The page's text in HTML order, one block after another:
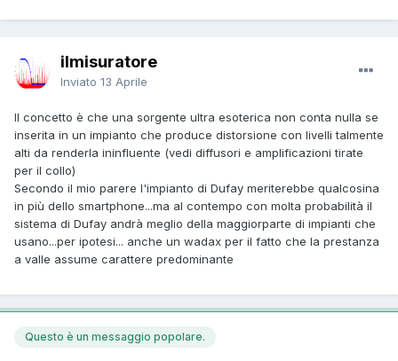
ilmisuratore
Inviato 13 Aprile
Il concetto è che una sorgente ultra esoterica non conta nulla se
inserita in un impianto che produce distorsione con livelli talmente
alti da renderla ininfluente (vedi diffusori e amplificazioni tirate
per il collo)
Secondo il mio parere l'impianto di Dufay meriterebbe qualcosina
in più dello smartphone...ma al contempo con molta probabilità il
sistema di Dufay andrà meglio della maggiorparte di impianti che
usano...per ipotesi... anche un wadax per il fatto che la prestanza
a valle assume carattere predominante
Questo è un messaggio popolare.